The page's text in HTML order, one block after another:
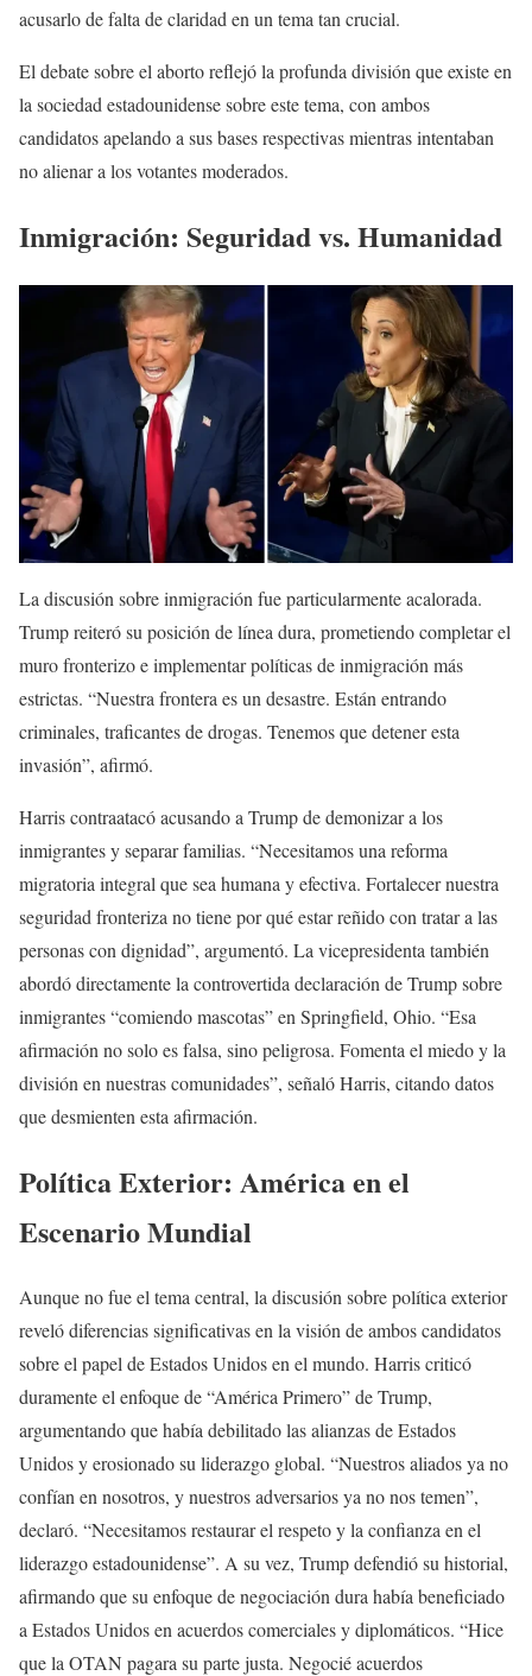
acusarlo de falta de claridad en un tema tan crucial.
El debate sobre el aborto reflejó la profunda división que existe en
la sociedad estadounidense sobre este tema, con ambos
candidatos apelando a sus bases respectivas mientras intentaban
no alienar a los votantes moderados.
Inmigración: Seguridad vs. Humanidad
La discusión sobre inmigración fue particularmente acalorada.
Trump reiteró su posición de línea dura, prometiendo completar el
muro fronterizo e implementar políticas de inmigración más
estrictas. “Nuestra frontera es un desastre. Están entrando
criminales, traficantes de drogas. Tenemos que detener esta
invasión”, afirmó.
Harris contraatacó acusando a Trump de demonizar a los
inmigrantes y separar familias. “Necesitamos una reforma
migratoria integral que sea humana y efectiva. Fortalecer nuestra
seguridad fronteriza no tiene por qué estar reñido con tratar a las
personas con dignidad”, argumentó. La vicepresidenta también
abordó directamente la controvertida declaración de Trump sobre
inmigrantes “comiendo mascotas” en Springfield, Ohio. “Esa
afirmación no solo es falsa, sino peligrosa. Fomenta el miedo y la
división en nuestras comunidades”, señaló Harris, citando datos
que desmienten esta afirmación.
Política Exterior: América en el
Escenario Mundial
Aunque no fue el tema central, la discusión sobre política exterior
reveló diferencias significativas en la visión de ambos candidatos
sobre el papel de Estados Unidos en el mundo. Harris criticó
duramente el enfoque de “América Primero” de Trump,
argumentando que había debilitado las alianzas de Estados
Unidos y erosionado su liderazgo global. “Nuestros aliados ya no
confían en nosotros, y nuestros adversarios ya no nos temen”,
declaró. “Necesitamos restaurar el respeto y la confianza en el
liderazgo estadounidense”. A su vez, Trump defendió su historial,
afirmando que su enfoque de negociación dura había beneficiado
a Estados Unidos en acuerdos comerciales y diplomáticos. “Hice
que la OTAN pagara su parte justa. Negocié acuerdos